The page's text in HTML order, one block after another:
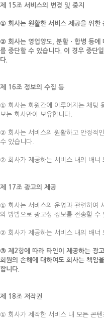
제 15조 서비스의 변경 및 중지
① 회사는 원활한 서비스 제공을 위한
② 회사는 영업양도, 분할ㆍ합병 등에
를 중단할 수 있습니다. 이 경우 중단
다.
제 16조 정보의 수집 등
① 회사는 회원간에 이루어지는 채팅
보는 회사만이 보유합니다.
② 회사는 서비스의 원활하고 안정적
수 있습니다.
② 회사가 제공하는 서비스 내의 배너
제 17조 광고의 제공
① 회사는 서비스의 운영과 관련하여
의 방법으로 광고성 정보를 전송할
② 회사가 제공하는 서비스 내의 배너
③ 제2항에 따라 타인이 제공하는 광
회원의 손해에 대하여도 회사는 책임
합니다.
제 18조 저작권
① 회사가 제작한 서비스 내 모든 콘